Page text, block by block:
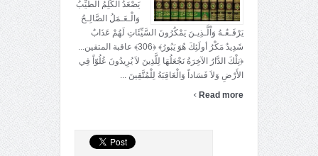
يَصْعَدُ الْكَلِمُ الطَّيِّبُ
وَالْـعَـمَلُ الصَّالِـحُ
يَرْفَـعُـهُ وَاْلَّـذِيـنَ يَمْكُرُونَ السَّيِّئَاتِ لَهُمْ عَذَابٌ
شَدِيدٌ مَكْرُ أولَئِكَ هُوَ يَبُورُ﴾ ﴿306﴾ عاقبة المتقين...
﴿تِلْكَ الدَّارُ الآخِرَةُ نَجْعَلُهَا لِلَّذِينَ لاَ يُرِيدُونَ عُلُوّاً فِي
الأَرْضِ وَلاَ فَسَاداً وَالْعَاقِبَةُ لِلْمُتَّقِينَ ...
Read more
›